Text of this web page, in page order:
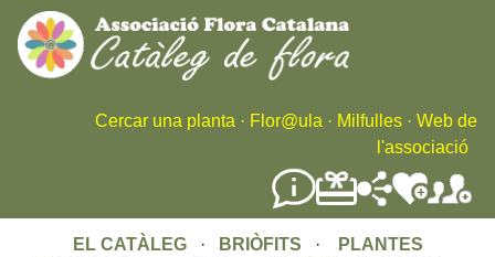
Skip
to
main
content
Cercar una planta · Flor@ula · Milfulles · Web de
l'associació
EL CATÀLEG· BRIÒFITS ·
PLANTES